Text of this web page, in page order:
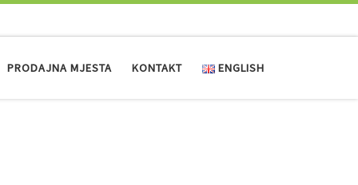
PRODAJNA MJESTA KONTAKT ENGLISH